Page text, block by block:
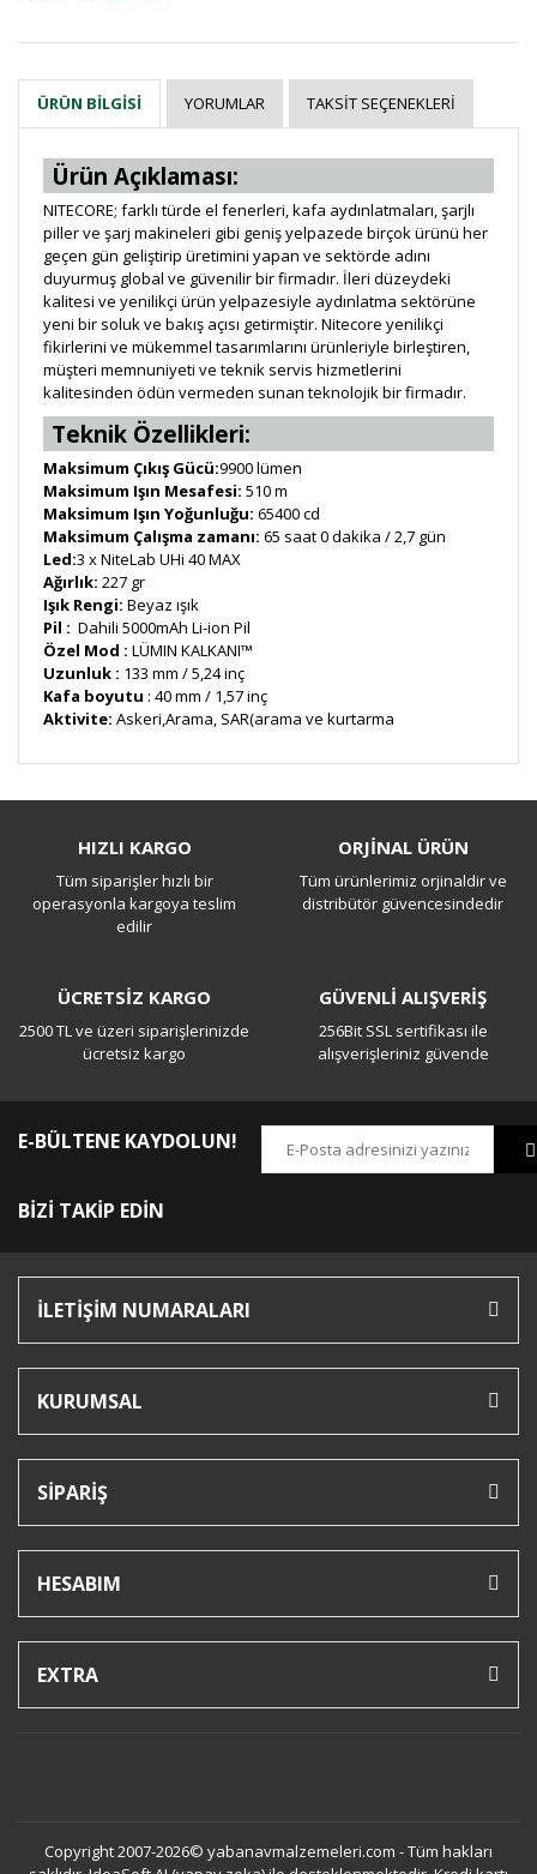
ÜRÜN BILGISI YORUMLAR TAKSIT SEÇENEKLERI
Ürün Açıklaması:
NITECORE; farklı türde el fenerleri, kafa aydınlatmaları, şarjlı
piller ve şarj makineleri gibi geniş yelpazede birçok ürünü her
geçen gün geliştirip üretimini yapan ve sektörde adını
duyurmuş global ve güvenilir bir firmadır. İleri düzeydeki
kalitesi ve yenilikçi ürün yelpazesiyle aydınlatma sektörüne
yeni bir soluk ve bakış açısı getirmiştir. Nitecore yenilikçi
fikirlerini ve mükemmel tasarımlarını ürünleriyle birleştiren,
müşteri memnuniyeti ve teknik servis hizmetlerini
kalitesinden ödün vermeden sunan teknolojik bir firmadır.
Teknik Özellikleri:
Maksimum Çıkış Gücü:9900 lümen
Maksimum Işın Mesafesi: 510 m
Maksimum Işın Yoğunluğu: 65400 cd
Maksimum Çalışma zamanı: 65 saat 0 dakika / 2,7 gün
Led:3 x NiteLab UHi 40 MAX
Ağırlık: 227 gr
Işık Rengi: Beyaz ışık
Pil : Dahili 5000mAh Li-ion Pil
Özel Mod : LÜMIN KALKANI™
Uzunluk : 133 mm / 5,24 inç
Kafa boyutu : 40 mm / 1,57 inç
Aktivite: Askeri,Arama, SAR(arama ve kurtarma
Yorum Yaz
HIZLI KARGO
Tüm siparişler hızlı bir
operasyonla kargoya teslim
edilir
ORJİNAL ÜRÜN
Tüm ürünlerimiz orjinaldir ve
distribütör güvencesindedir
ÜCRETSİZ KARGO
2500 TL ve üzeri siparişlerinizde
ücretsiz kargo
GÜVENLİ ALIŞVERİŞ
256Bit SSL sertifikası ile
alışverişleriniz güvende
E-BÜLTENE KAYDOLUN!
BİZİ TAKİP EDİN
İLETİŞİM NUMARALARI
KURUMSAL
SİPARİŞ
HESABIM
EXTRA
Copyright 2007-2026© yabanavmalzemeleri.com - Tüm hakları